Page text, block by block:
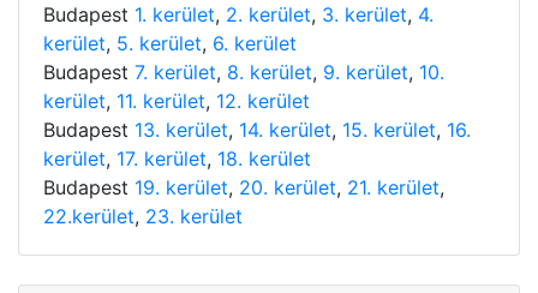
Budapest 1. kerület, 2. kerület, 3. kerület, 4.
kerület, 5. kerület, 6. kerület
Budapest 7. kerület, 8. kerület, 9. kerület, 10.
kerület, 11. kerület, 12. kerület
Budapest 13. kerület, 14. kerület, 15. kerület, 16.
kerület, 17. kerület, 18. kerület
Budapest 19. kerület, 20. kerület, 21. kerület,
22.kerület, 23. kerület